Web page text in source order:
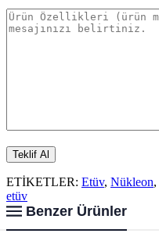
ETİKETLER: Etüv, Nükleon,
etüv
Benzer Ürünler